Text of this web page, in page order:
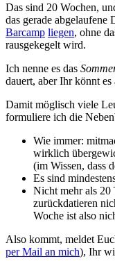
Das sind 20 Wochen,
das gerade abgelaufene
Barcamp liegen, ohne
rausgekegelt wird.
Ich nenne es das
dauert, aber Ihr könnt
Damit möglisch viele
formuliere ich die
Wie immer:
wirklich
(im Wissen, dass
Es sind
Nicht mehr als 20
zurückdatieren
Woche ist also
Also kommt, meldet
per Mail an mich), Ihr